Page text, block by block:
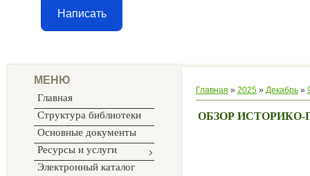
Написать
МЕНЮ
Главная
Структура библиотеки
Основные документы
Ресурсы и услуги
Электронный каталог
Главная » 2025 » Декабрь »
ОБЗОР